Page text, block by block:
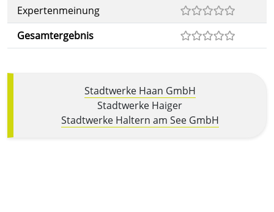
Expertenmeinung
Gesamtergebnis
Stadtwerke Haan GmbH
Stadtwerke Haiger
Stadtwerke Haltern am See GmbH